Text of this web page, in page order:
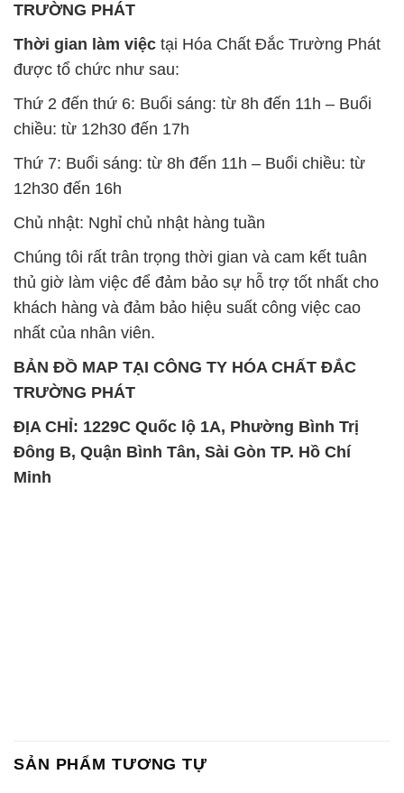
TRƯỜNG PHÁT
Thời gian làm việc tại Hóa Chất Đắc Trường Phát
được tổ chức như sau:
Thứ 2 đến thứ 6: Buổi sáng: từ 8h đến 11h – Buổi
chiều: từ 12h30 đến 17h
Thứ 7: Buổi sáng: từ 8h đến 11h – Buổi chiều: từ
12h30 đến 16h
Chủ nhật: Nghỉ chủ nhật hàng tuần
Chúng tôi rất trân trọng thời gian và cam kết tuân
thủ giờ làm việc để đảm bảo sự hỗ trợ tốt nhất cho
khách hàng và đảm bảo hiệu suất công việc cao
nhất của nhân viên.
BẢN ĐỒ MAP TẠI CÔNG TY HÓA CHẤT ĐẮC
TRƯỜNG PHÁT
ĐỊA CHỈ: 1229C Quốc lộ 1A, Phường Bình Trị
Đông B, Quận Bình Tân, Sài Gòn TP. Hồ Chí
Minh
SẢN PHẨM TƯƠNG TỰ